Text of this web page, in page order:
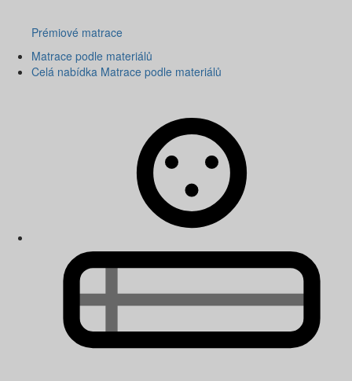
Prémiové matrace
Matrace podle materiálů
Celá nabídka Matrace podle materiálů